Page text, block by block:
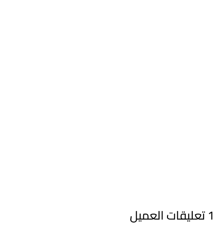
1 تعليقات العميل